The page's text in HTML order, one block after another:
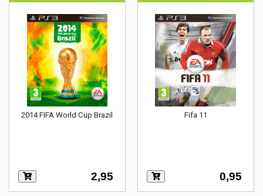
2014 FIFA World Cup Brazil
2,95
Fifa 11
0,95